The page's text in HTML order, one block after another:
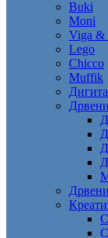
Buki
Moni
Viga &
Lego
Chicco
Muffik